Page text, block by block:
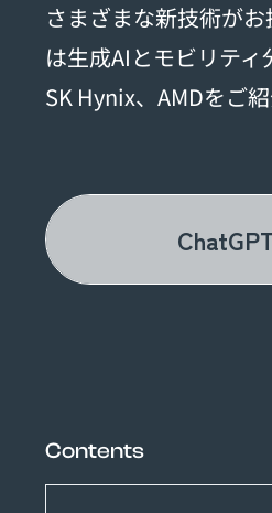
さまざまな新技術が
は生成AIとモビリテ
SK Hynix、AMDをご紹
Contents